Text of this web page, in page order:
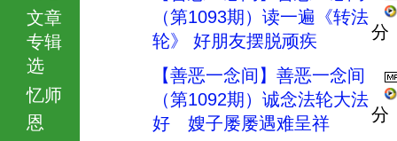
文章
专辑
选
忆师
恩
（第1093期）读一遍《转法
轮》 好朋友摆脱顽疾
分
【善恶一念间】善恶一念间
（第1092期）诚念法轮大法
好 嫂子屡屡遇难呈祥
分